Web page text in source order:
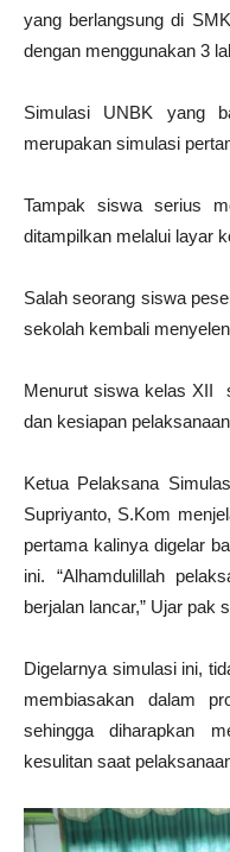
yang berlangsung di
dengan menggunakan 3
Simulasi UNBK yang
merupakan simulasi
Tampak siswa serius
ditampilkan melalui layar
Salah seorang siswa
sekolah kembali
Menurut siswa kelas XII
dan kesiapan
Ketua Pelaksana
Supriyanto, S.Kom
pertama kalinya digelar
ini. “Alhamdulillah
berjalan lancar,” Ujar pak
Digelarnya simulasi ini,
membiasakan dalam
sehingga diharapkan
kesulitan saat